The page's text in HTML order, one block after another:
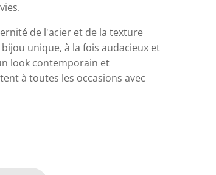
de l'acier et de la texture
unique, à la fois audacieux et
look contemporain et
à toutes les occasions avec